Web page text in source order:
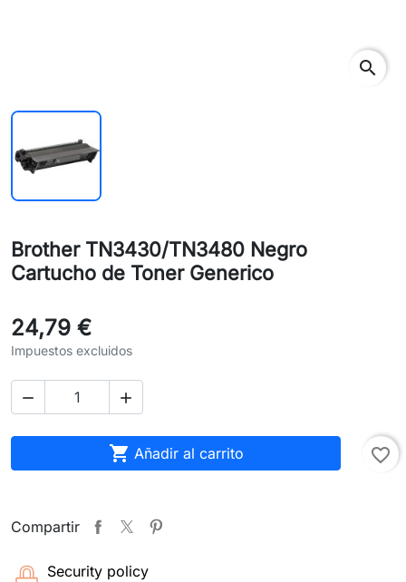
search
Brother TN3430/TN3480 Negro
Cartucho de Toner Generico
24,79 €
Impuestos excluidos
 
 Añadir al carrito favorite_border
Compartir
Security policy